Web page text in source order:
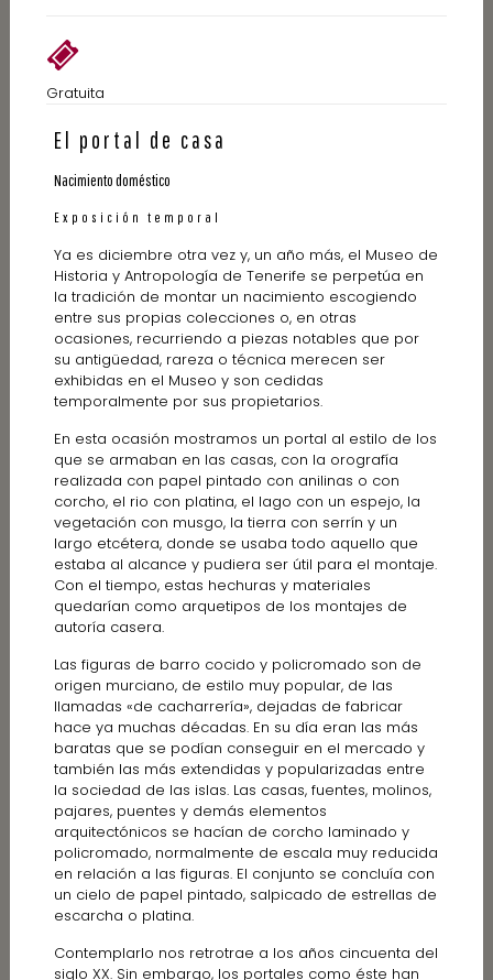
Gratuita
El portal de casa
Nacimiento doméstico
Exposición temporal
Ya es diciembre otra vez y, un año más, el Museo de
Historia y Antropología de Tenerife se perpetúa en
la tradición de montar un nacimiento escogiendo
entre sus propias colecciones o, en otras
ocasiones, recurriendo a piezas notables que por
su antigüedad, rareza o técnica merecen ser
exhibidas en el Museo y son cedidas
temporalmente por sus propietarios.
En esta ocasión mostramos un portal al estilo de los
que se armaban en las casas, con la orografía
realizada con papel pintado con anilinas o con
corcho, el rio con platina, el lago con un espejo, la
vegetación con musgo, la tierra con serrín y un
largo etcétera, donde se usaba todo aquello que
estaba al alcance y pudiera ser útil para el montaje.
Con el tiempo, estas hechuras y materiales
quedarían como arquetipos de los montajes de
autoría casera.
Las figuras de barro cocido y policromado son de
origen murciano, de estilo muy popular, de las
llamadas «de cacharrería», dejadas de fabricar
hace ya muchas décadas. En su día eran las más
baratas que se podían conseguir en el mercado y
también las más extendidas y popularizadas entre
la sociedad de las islas. Las casas, fuentes, molinos,
pajares, puentes y demás elementos
arquitectónicos se hacían de corcho laminado y
policromado, normalmente de escala muy reducida
en relación a las figuras. El conjunto se concluía con
un cielo de papel pintado, salpicado de estrellas de
escarcha o platina.
Contemplarlo nos retrotrae a los años cincuenta del
siglo XX. Sin embargo, los portales como éste han